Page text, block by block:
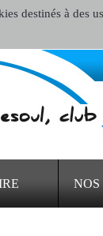
destinés à des
NOS